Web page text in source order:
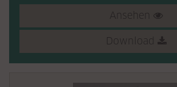
Ansehen
Download